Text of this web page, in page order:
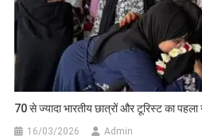
70 से ज्यादा भारतीय छात्रों और टूरिस्ट का पहला
16/03/2026 Admin